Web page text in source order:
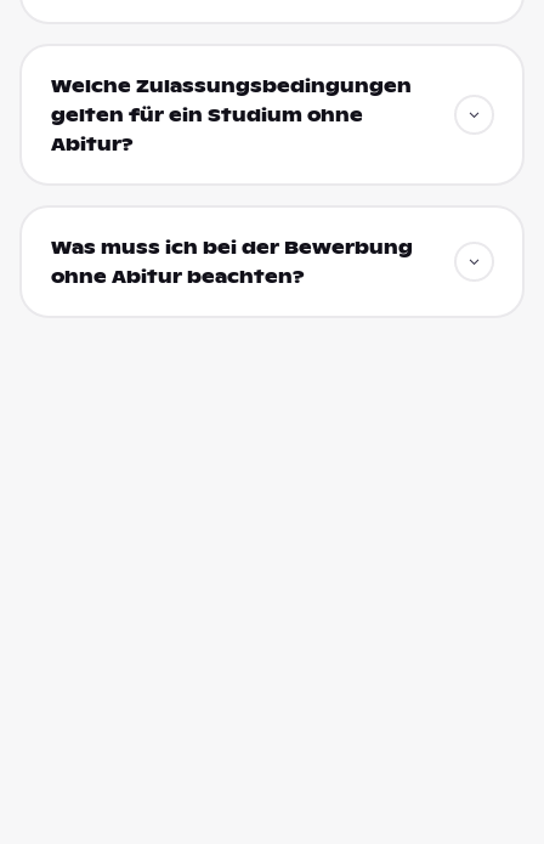
Welche Zulassungsbedingungen
gelten für ein Studium ohne
Abitur?
Was muss ich bei der Bewerbung
ohne Abitur beachten?